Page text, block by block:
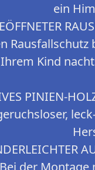
ein
Rausfallschutz
Kind
PINIEN-